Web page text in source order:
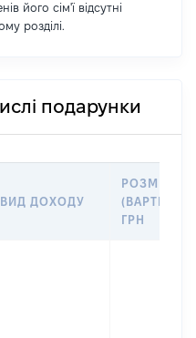
його сім'ї відсутні
розділі.
подарунки
ВИД ДОХОДУ
РОЗМІР
(ВАРТІСТЬ),
ГРН